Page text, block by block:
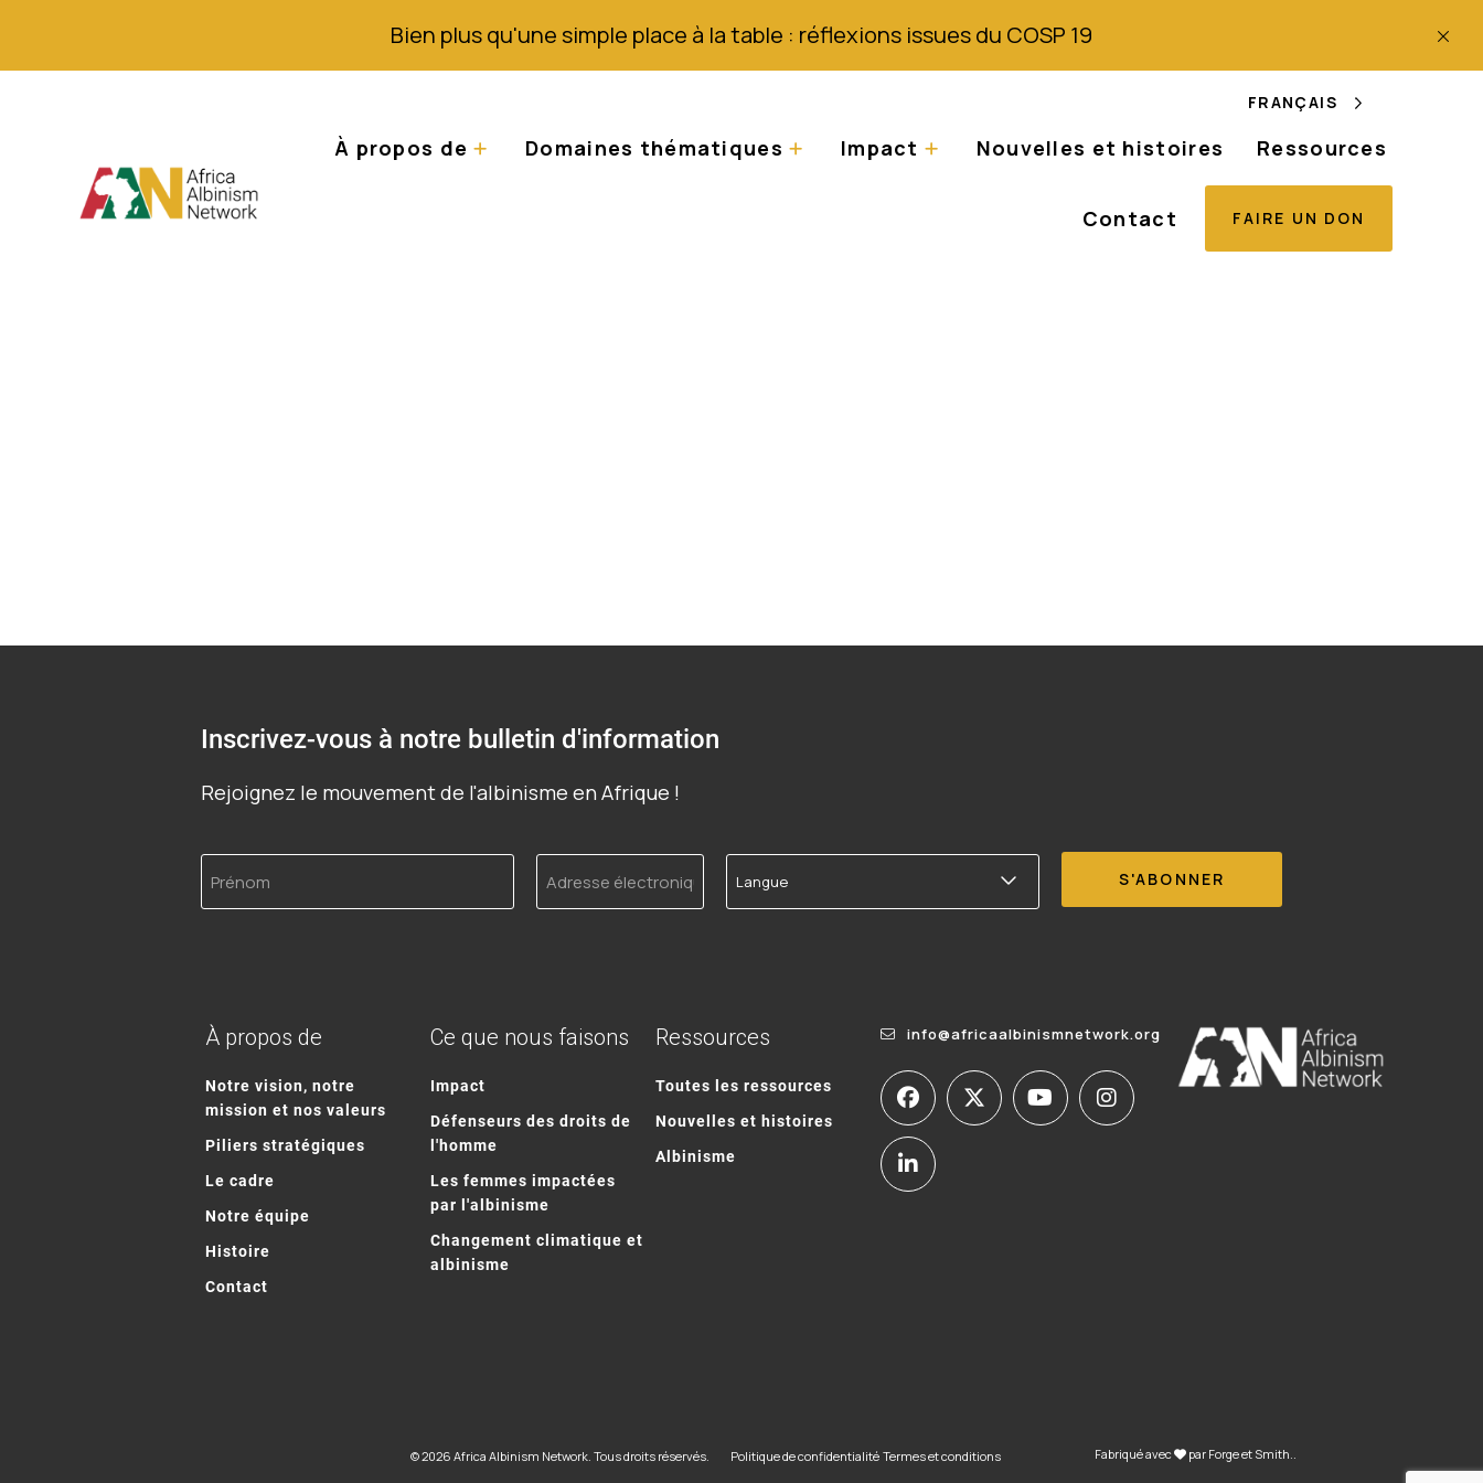
Bien plus qu'une simple place à la table : réflexions issues du COSP 19
FRANÇAIS
À propos de Domaines thématiques Impact Nouvelles et histoires Ressources
Contact FAIRE UN DON
Inscrivez-vous à notre bulletin d'information
Rejoignez le mouvement de l'albinisme en Afrique !
Prénom
Adresse
électronique
Langue
À propos de
Notre vision, notre
mission et nos valeurs
Piliers stratégiques
Le cadre
Notre équipe
Histoire
Contact
Ce que nous faisons
Impact
Défenseurs des droits de
l'homme
Les femmes impactées
par l'albinisme
Changement climatique et
albinisme
Ressources
Toutes les ressources
Nouvelles et histoires
Albinisme
info@africaalbinismnetwork.org
© 2026 Africa Albinism Network. Tous droits réservés. Politique de confidentialité Termes et conditions Fabriqué avec par Forge et Smith..